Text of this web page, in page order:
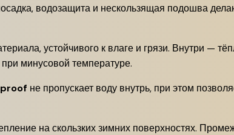
водозащита и нескользящая подошва
устойчивого к влаге и грязи. Внутри —
минусовой температуре.
не пропускает воду внутрь, при этом
на скользких зимних поверхностях.